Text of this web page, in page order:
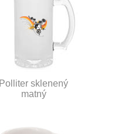
Polliter sklenený
matný